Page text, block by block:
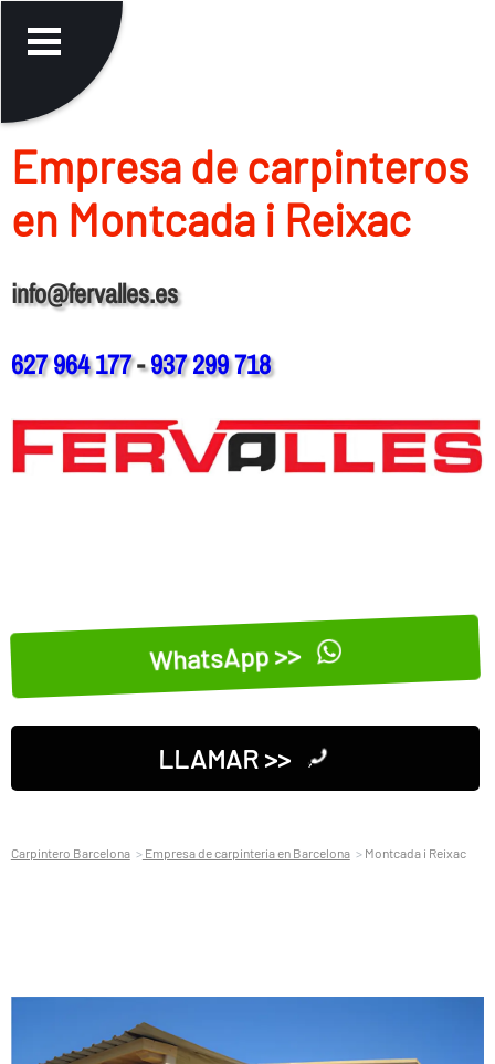
Empresa de carpinteros
en Montcada i Reixac
info@fervalles.es
627 964 177-937 299 718
WhatsApp >>
LLAMAR >>
Carpintero Barcelona Empresa de carpinteria en Barcelona Montcada i Reixac